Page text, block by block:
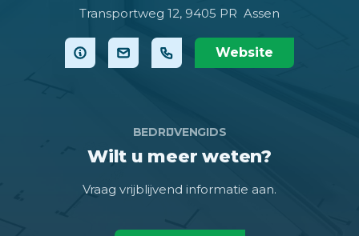
Transportweg 12, 9405 PR Assen
Website
BEDRIJVENGIDS
Wilt u meer weten?
Vraag vrijblijvend informatie aan.